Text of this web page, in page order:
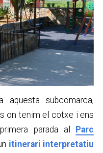
subcomarca,
on tenim el cotxe i ens
parada al Parc
itinerari interpretatiu